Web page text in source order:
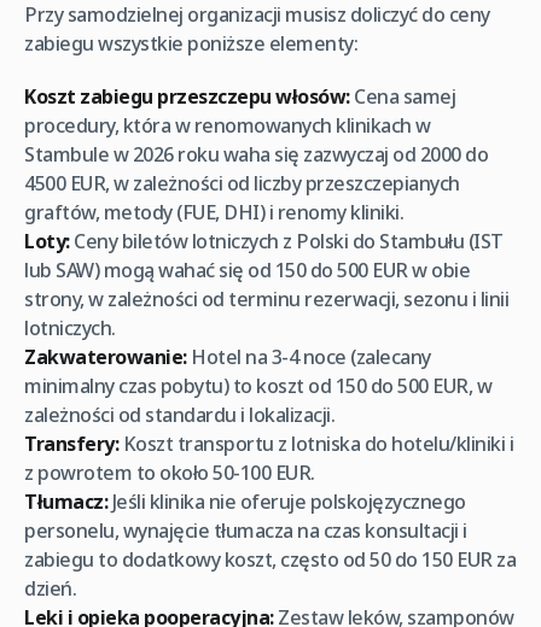
Przy samodzielnej organizacji musisz doliczyć do ceny
zabiegu wszystkie poniższe elementy:
Koszt zabiegu przeszczepu włosów:Cena samej
procedury, która w renomowanych klinikach w
Stambule w 2026 roku waha się zazwyczaj od 2000 do
4500 EUR, w zależności od liczby przeszczepianych
graftów, metody (FUE, DHI) i renomy kliniki.
Loty:Ceny biletów lotniczych z Polski do Stambułu (IST
lub SAW) mogą wahać się od 150 do 500 EUR w obie
strony, w zależności od terminu rezerwacji, sezonu i linii
lotniczych.
Zakwaterowanie:Hotel na 3-4 noce (zalecany
minimalny czas pobytu) to koszt od 150 do 500 EUR, w
zależności od standardu i lokalizacji.
Transfery:Koszt transportu z lotniska do hotelu/kliniki i
z powrotem to około 50-100 EUR.
Tłumacz:Jeśli klinika nie oferuje polskojęzycznego
personelu, wynajęcie tłumacza na czas konsultacji i
zabiegu to dodatkowy koszt, często od 50 do 150 EUR za
dzień.
Leki i opieka pooperacyjna:Zestaw leków, szamponów